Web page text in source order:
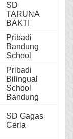
SD
TARUNA
BAKTI
Pribadi
Bandung
School
Pribadi
Bilingual
School
Bandung
SD Gagas
Ceria